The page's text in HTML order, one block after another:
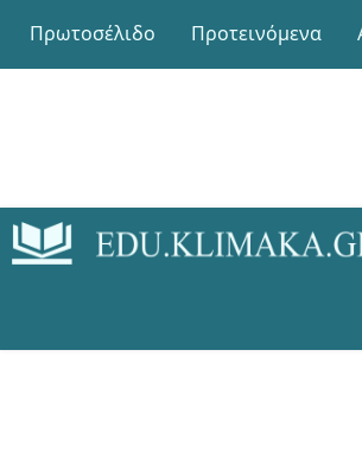
Πρωτοσέλιδο Προτεινόμενα